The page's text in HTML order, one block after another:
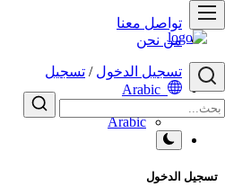
تواصل معنا
من نحن
تسجيل الدخول / تسجيل
Arabic
تسجيل الدخول